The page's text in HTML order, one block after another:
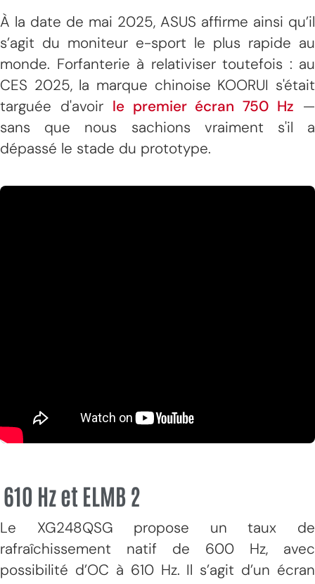
À la date de mai 2025, ASUS affirme ainsi qu’il
s’agit du moniteur e-sport le plus rapide au
monde. Forfanterie à relativiser toutefois : au
CES 2025, la marque chinoise KOORUI s'était
targuée d'avoir le premier écran 750 Hz —
sans que nous sachions vraiment s'il a
dépassé le stade du prototype.
610 Hz et ELMB 2
Le XG248QSG propose un taux de
rafraîchissement natif de 600 Hz, avec
possibilité d’OC à 610 Hz. Il s’agit d’un écran